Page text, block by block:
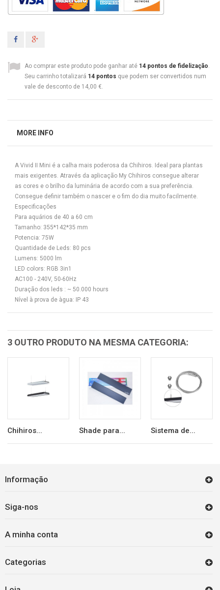
Ao comprar este produto pode ganhar até 14 pontos de fidelização
Seu carrinho totalizará 14 pontos que podem ser convertidos num
vale de desconto de 14,00 €
MORE INFO
A Vivid II Mini é a calha mais poderosa da Chihiros. Ideal para plantas
mais exigentes. Através da aplicação My Chihiros consegue alterar
as cores e o brilho da luminária de acordo com a sua preferência.
Consegue definir também o nascer e o fim do dia muito facilmente.
Especificações
Para aquários de 40 a 60 cm
Tamanho: 355*142*35 mm
Potencia: 75W
Quantidade de Leds: 80 pcs
Lumens: 5000 lm
LED colors: RGB 3in1
AC100 - 240V, 50-60Hz
Duração dos leds : ~ 50.000 hours
Nível à prova de àgua: IP 43
3 OUTRO PRODUTO NA MESMA CATEGORIA:
Chihiros... Shade para... Sistema de...
Informação
Siga-nos
A minha conta
Categorias